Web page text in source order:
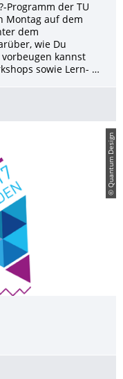
Programm der TU
Montag auf dem
dem
wie Du
kannst
sowie Lern- …
© Quantum Design